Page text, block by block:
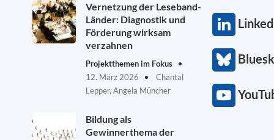
Vernetzung der Leseband-
Länder: Diagnostik und
Förderung wirksam
verzahnen
Projektthemen im Fokus
12. März 2026
Chantal
Lepper, Angela Müncher
Bildung als
Gewinnerthema der